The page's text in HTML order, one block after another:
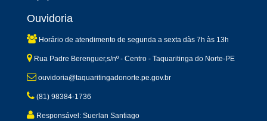
Ouvidoria
Horário de atendimento de segunda a sexta dàs 7h às 13h
Rua Padre Berenguer,s/nº - Centro - Taquaritinga do Norte-PE
ouvidoria@taquaritingadonorte.pe.gov.br
(81) 98384-1736
Responsável: Suerlan Santiago